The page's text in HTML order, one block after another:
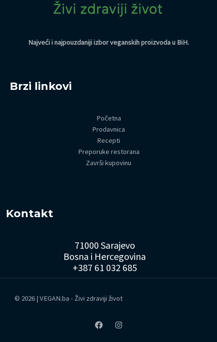
Najveći i najpouzdaniji izbor veganskih proizvoda u BiH.
Brzi linkovi
Početna
Prodavnica
Recepti
Preporuke restorana
Završi kupovinu
Kontakt
71000 Sarajevo
Bosna i Hercegovina
+387 61 032 685
© 2026 | VEGAN.ba - Živi zdraviji život